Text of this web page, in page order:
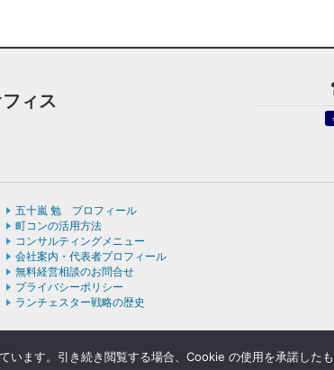
ィス
五十嵐 勉 プロフィール
町コンの活用方法
コンサルティングメニュー
会社案内・代表者プロフィール
無料経営相談のお問合せ
プライバシーポリシー
ランチェスター戦略の歴史
スターの法則を学ぶなら五十嵐コンサルティングオフィス All
ます。引き続き閲覧する場合、Cookie の使用を承諾したも